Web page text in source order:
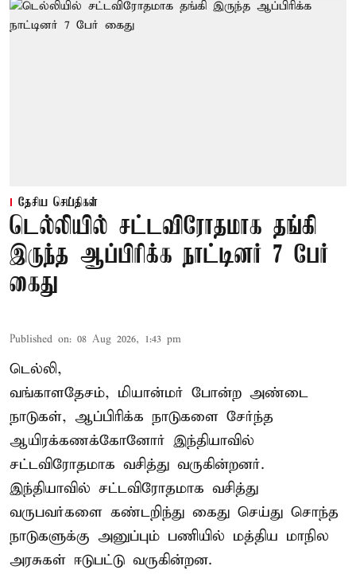
தேசிய செய்திகள்
டெல்லியில் சட்டவிரோதமாக தங்கி
இருந்த ஆப்பிரிக்க நாட்டினர் 7 பேர்
கைது
Published on: 08 Aug 2026, 1:43 pm
டெல்லி,
வங்காளதேசம், மியான்மர் போன்ற அண்டை
நாடுகள், ஆப்பிரிக்க நாடுகளை சேர்ந்த
ஆயிரக்கணக்கோனோர் இந்தியாவில்
சட்டவிரோதமாக வசித்து வருகின்றனர்.
இந்தியாவில் சட்டவிரோதமாக வசித்து
வருபவர்களை கண்டறிந்து கைது செய்து சொந்த
நாடுகளுக்கு அனுப்பும் பணியில் மத்திய மாநில
அரசுகள் ஈடுபட்டு வருகின்றன.